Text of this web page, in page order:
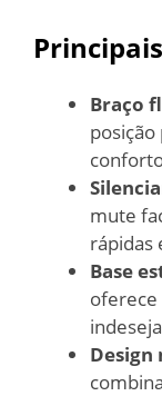
Braço
mute
rápidas
Base
oferece
Design